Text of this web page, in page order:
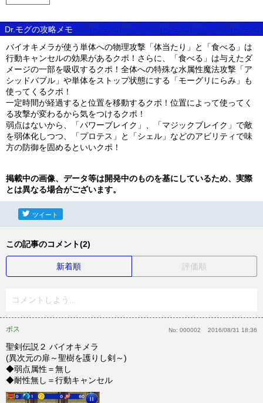
Dr.モグの攻略メモ
バイオキメラが使う単体への物理攻撃「体当たり」と「食べる」は
行動キャンセルの効果があるクポ！さらに、「食べる」は与えたダ
メージの一部を吸収するクポ！全体への特殊な水属性魔法攻撃「ア
シッドバブル」や単体をストップ状態にする「モーグリにらみ」も
使ってくるクポ！
一定時間が経過すると位置を移動するクポ！位置によって使ってく
る攻撃が変わるから気をつけるクポ！
弱点はないから、「パワーブレイク」、「マジックブレイク」で敵
を弱体化しつつ、「プロテス」と「シェル」などのアビリティで味
方の防御を固めるといいクポ！
掲載中の画像、データ等は開発中のものを基にしているため、実際
とは異なる場合がございます。
ツイート
この記事のコメント(2)
新着順 評価順
コメントしよう...
ボス No: 000002 2016/08/31 18:36
聖剣伝説２ バイオキメラ
(異次元の扉～聖樹を護りし剣～)
◆弱点属性＝無し
◆耐性無し＝行動キャンセル